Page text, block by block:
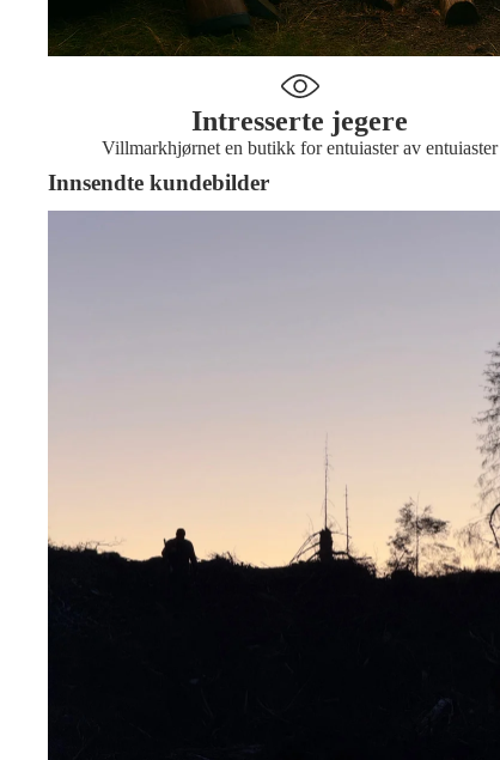
Intresserte jegere
Villmarkhjørnet en butikk for entuiaster av entuiaster
Innsendte kundebilder